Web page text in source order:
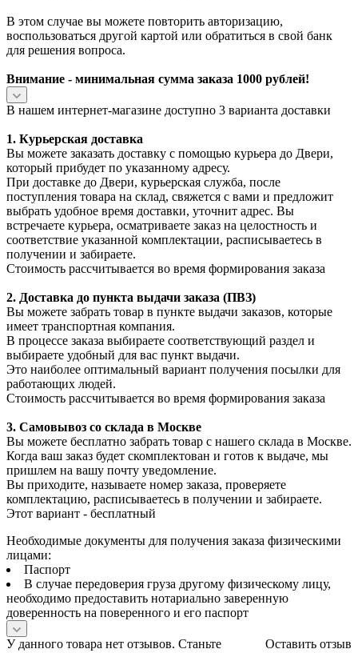
В этом случае вы можете повторить авторизацию,
воспользоваться другой картой или обратиться в свой банк
для решения вопроса.
Внимание - минимальная сумма заказа 1000 рублей!
В нашем интернет-магазине доступно 3 варианта доставки
1. Курьерская доставка
Вы можете заказать доставку с помощью курьера до Двери,
который прибудет по указанному адресу.
При доставке до Двери, курьерская служба, после
поступления товара на склад, свяжется с вами и предложит
выбрать удобное время доставки, уточнит адрес. Вы
встречаете курьера, осматриваете заказ на целостность и
соответствие указанной комплектации, расписываетесь в
получении и забираете.
Стоимость рассчитывается во время формирования заказа
2. Доставка до пункта выдачи заказа (ПВЗ)
Вы можете забрать товар в пункте выдачи заказов, которые
имеет транспортная компания.
В процессе заказа выбираете соответствующий раздел и
выбираете удобный для вас пункт выдачи.
Это наиболее оптимальный вариант получения посылки для
работающих людей.
Стоимость рассчитывается во время формирования заказа
3. Самовывоз со склада в Москве
Вы можете бесплатно забрать товар с нашего склада в Москве.
Когда ваш заказ будет скомплектован и готов к выдаче, мы
пришлем на вашу почту уведомление.
Вы приходите, называете номер заказа, проверяете
комплектацию, расписываетесь в получении и забираете.
Этот вариант - бесплатный
Необходимые документы для получения заказа физическими
лицами:
Паспорт
В случае передоверия груза другому физическому лицу,
необходимо предоставить нотариально заверенную
доверенность на поверенного и его паспорт
Оставить отзыв
У данного товара нет отзывов. Станьте